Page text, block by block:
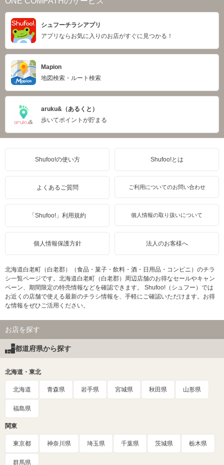
シュフーチラシアプリ
アプリならお気に入りのお店がすぐに見つかる！
Mapion
地図検索・ルート検索
aruku&（あるくと）
歩いてポイントが貯まる
Shufoo!の使い方 Shufoo!とは
よくあるご質問 ご利用についてのお問い合わせ
「Shufoo!」利用規約 個人情報の取り扱いについて
個人情報保護方針 法人のお客様へ
北海道白老町（白老郡）（食品・菓子・飲料・酒・日用品・コンビニ）のチラ
シ一覧ページです。北海道白老町（白老郡）周辺店舗のお得なセールやキャン
ペーン、期間限定の特売情報などを確認できます。 Shufoo!（シュフー）では
お近くの店舗で使える最新のチラシ情報を、手軽にご確認いただけます。お得
な情報をぜひご活用ください。
お店を探す
都道府県から探す
北海道・東北
北海道 青森県 岩手県 宮城県 秋田県 山形県
福島県
関東
東京都 神奈川県 埼玉県 千葉県 茨城県 栃木県
群馬県